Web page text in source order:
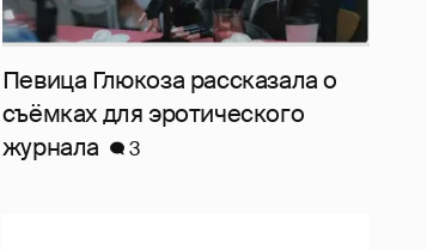
Певица Глюкоза рассказала о
съёмках для эротического
журнала
3